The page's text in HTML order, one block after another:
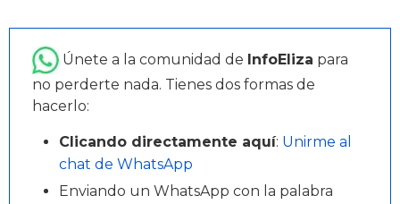
Únete a la comunidad de InfoEliza para
no perderte nada. Tienes dos formas de
hacerlo:
Clicando directamente aquí: Unirme al
chat de WhatsApp
Enviando un WhatsApp con la palabra